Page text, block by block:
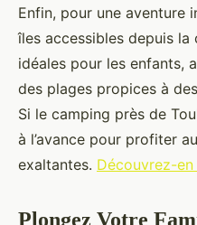
Enfin, pour une aventure
îles accessibles depuis
idéales pour les enfants,
des plages propices à
Si le camping près de
à l’avance pour profiter
exaltantes. Découvrez-
Plongez Votre